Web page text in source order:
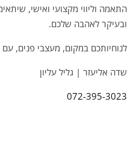
התאמה וליווי מקצועי ואישי,
ובעיקר לאהבה שלכם.
לנוחיותכם במקום, מעצבי פנים,
שדה אליעזר | גליל עליון
072-395-3023